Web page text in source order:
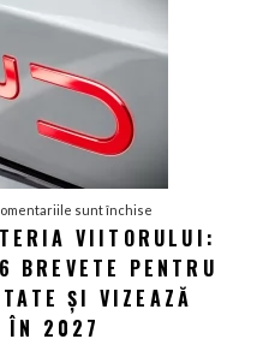
585
și
poartă
nume
sunt închise
uriaș
către
VIITORULUI:
BREVETE PENTRU
ȘI VIZEAZĂ
ÎN 2027